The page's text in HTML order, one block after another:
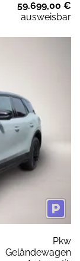
59.699,00 €
ausweisbar
Pkw
Geländewagen